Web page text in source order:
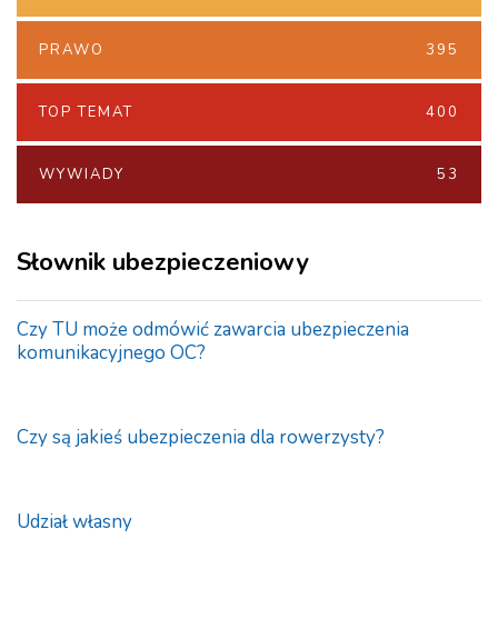
PRAWO 395
TOP TEMAT 400
WYWIADY 53
Słownik ubezpieczeniowy
Czy TU może odmówić zawarcia ubezpieczenia
komunikacyjnego OC?
Czy są jakieś ubezpieczenia dla rowerzysty?
Udział własny